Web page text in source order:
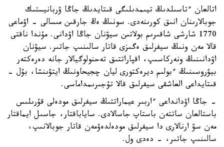
اتالعان ءتاسىلدىڭ تيىمدىلىگى قىتايدىڭ جاڭا ۋربانيستىك
جوبالارىنان انىق كورىنەدى. سونىڭ ەڭ جارقىن مىسالى - اۋماعى
1770 شارشى شاقىرىم بولاتىن سيۋنان جاڭا اۋدانى. مۇندا ناقتى
قالا مەن ونىڭ سيفرلىق ەگىزى قاتار سالىنىپ جاتىر. سيۋنان
اۋدانىنىڭ ونەركاسىپ، اقپاراتتىق تەحنولوگيالار جانە دەرەكتەر
بيۋروسىنىڭ ءبولىم ديرەكتورى ليان چجيحاونىڭ ايتۋىنشا، بۇل -
قىتايداعى العاشقى سيفرلىق قالا تۇجىرىمداماسى.
- جاڭا اۋدانداعى ءاربىر عيماراتتىڭ سيفرلىق مودەلى قۇرىلىس
باستالعان ساتتەن باستاپ جاسالادى. ساياباقتار، جاسىل ايماقتار
مەن سۋ ارنالارى دا سيفرلىق مودەلدەۋمەن قاتار جوبالانىپ،
سالىنىپ جاتىر، - دەدى ول.